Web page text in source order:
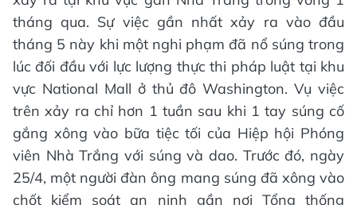
tháng qua. Sự việc gần nhất xảy ra vào đầu
tháng 5 này khi một nghi phạm đã nổ súng trong
lúc đối đầu với lực lượng thực thi pháp luật tại khu
vực National Mall ở thủ đô Washington. Vụ việc
trên xảy ra chỉ hơn 1 tuần sau khi 1 tay súng cố
gắng xông vào bữa tiệc tối của Hiệp hội Phóng
viên Nhà Trắng với súng và dao. Trước đó, ngày
25/4, một người đàn ông mang súng đã xông vào
chốt kiểm soát an ninh gần nơi Tổng thống